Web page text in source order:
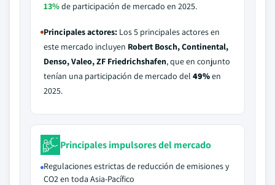
13%de participación de mercado en 2025.
Principales actores: Los 5 principales actores en
este mercado incluyen Robert Bosch, Continental,
Denso, Valeo, ZF Friedrichshafen, que en conjunto
tenían una participación de mercado del 49%en
2025.
Principales impulsores del mercado
Regulaciones estrictas de reducción de emisiones y
CO2 en toda Asia-Pacífico